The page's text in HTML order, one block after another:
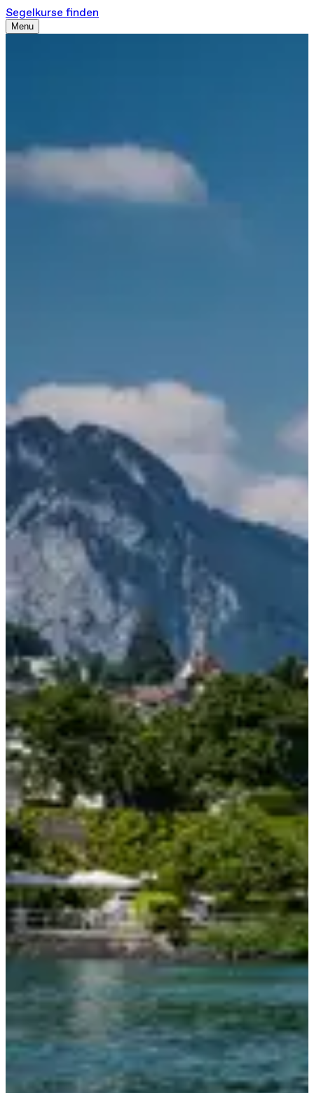
Segelkurse finden
Menu